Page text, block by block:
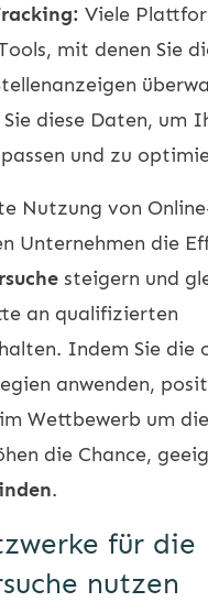
Viele
mit denen Sie
diese Daten, um
und zu
Nutzung von
Unternehmen die
steigern und
an qualifizierten
Indem Sie die
anwenden,
Wettbewerb um
die Chance,
.
für die
nutzen